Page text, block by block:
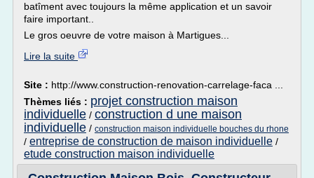
batîment avec toujours la même application et un savoir
faire important..
Le gros oeuvre de votre maison à Martigues...
Lire la suite
Site : http://www.construction-renovation-carrelage-faca ...
Thèmes liés : projet construction maison
individuelle / construction d une maison
individuelle / construction maison individuelle bouches du rhone
/ entreprise de construction de maison individuelle /
etude construction maison individuelle